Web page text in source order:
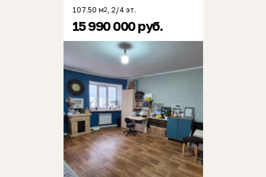
107.50 м2 , 2/4 эт.
15 990 000 руб.